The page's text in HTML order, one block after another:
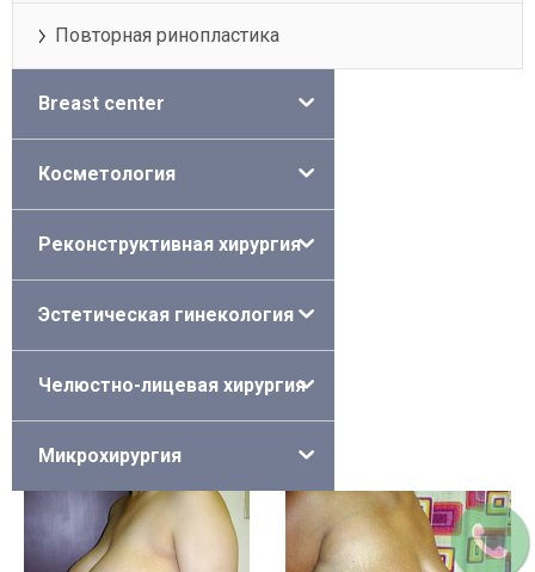
Повторная ринопластика
Breast center
Косметология
Реконструктивная хирургия
Эстетическая гинекология
Челюстно-лицевая хирургия
Микрохирургия